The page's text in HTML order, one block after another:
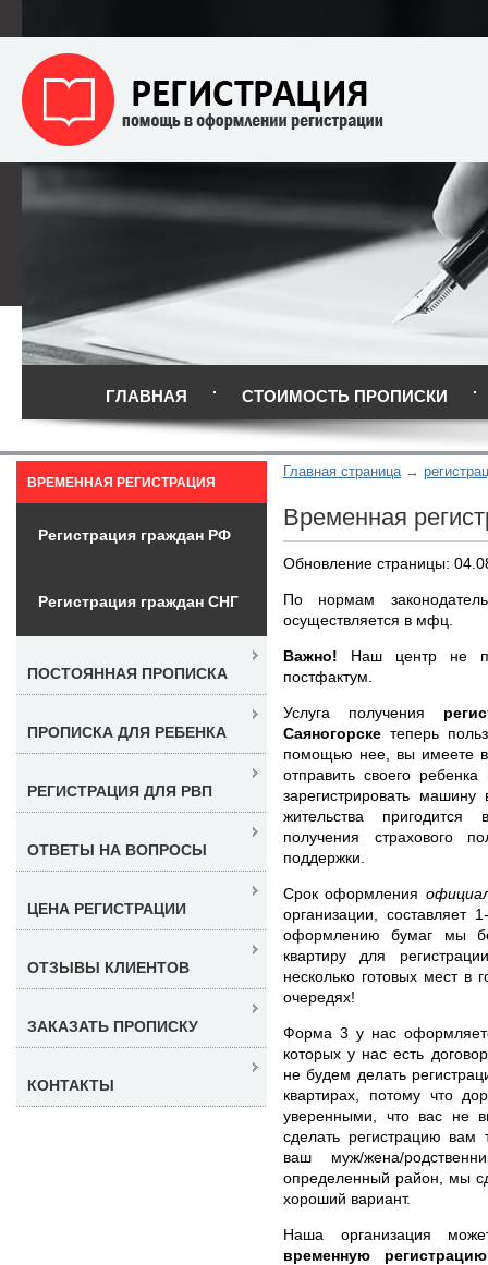
ГЛАВНАЯ СТОИМОСТЬ ПРОПИСКИ
Главная страница
Временная
Обновление страницы:
По нормам
осуществляется в мфц.
Важно! Наш центр не
постфактум.
Услуга получения
Саяногорскетеперь
помощью нее, вы имеете
отправить своего
зарегистрировать
жительства
получения страхового
поддержки.
Срок оформления
организации,
оформлению бумаг мы
квартиру для
несколько готовых мест в
очередях!
Форма 3 у нас
которых у нас есть
не будем делать
квартирах, потому что
уверенными, что вас не
сделать регистрацию вам
ваш муж/жена/
определенный район, мы
хороший вариант.
Наша организация
временную
ВРЕМЕННАЯ РЕГИСТРАЦИЯ
Регистрация граждан РФ
Регистрация граждан СНГ
ПОСТОЯННАЯ ПРОПИСКА
ПРОПИСКА ДЛЯ РЕБЕНКА
РЕГИСТРАЦИЯ ДЛЯ РВП
ОТВЕТЫ НА ВОПРОСЫ
ЦЕНА РЕГИСТРАЦИИ
ОТЗЫВЫ КЛИЕНТОВ
ЗАКАЗАТЬ ПРОПИСКУ
КОНТАКТЫ